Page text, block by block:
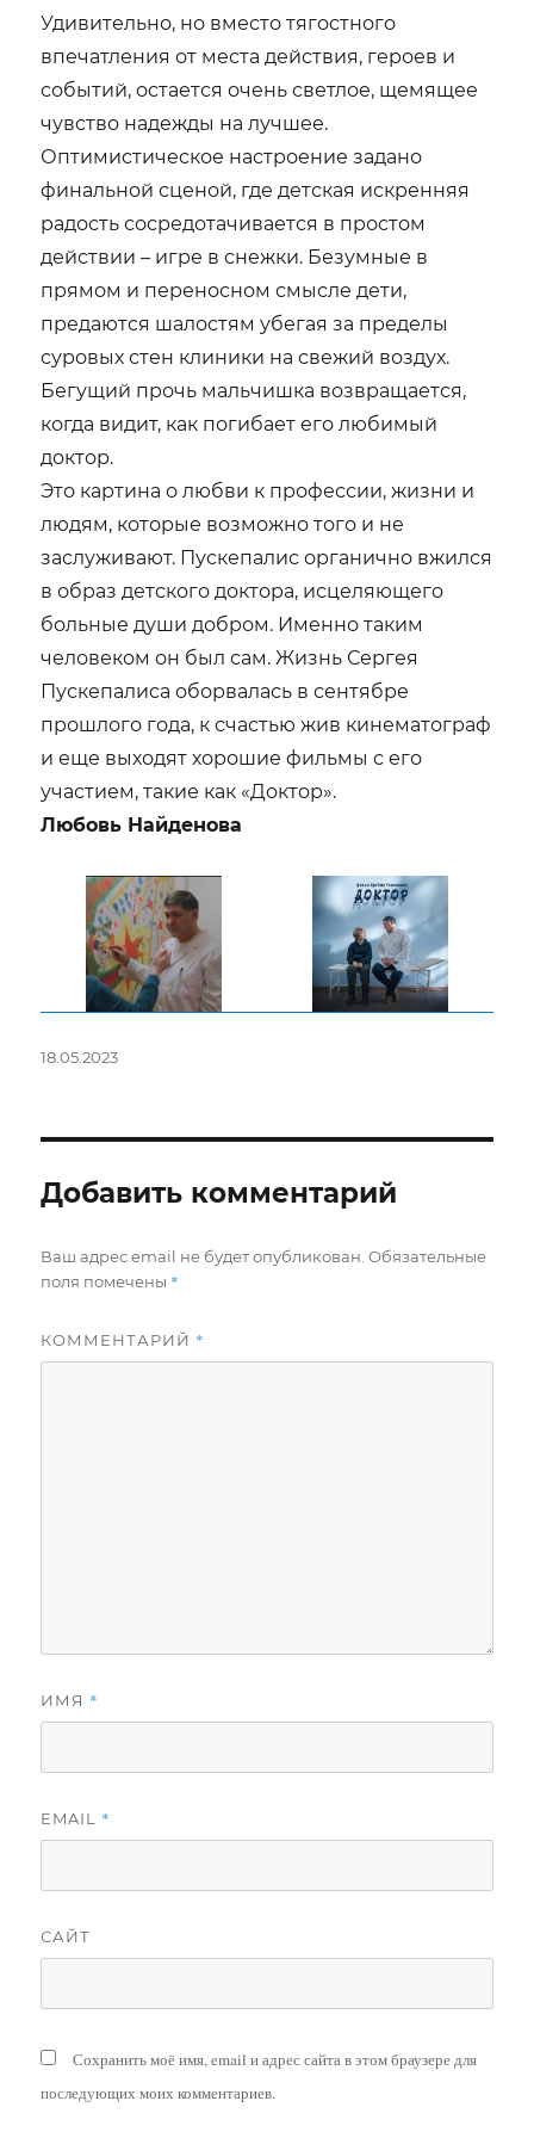
Удивительно, но вместо тягостного
впечатления от места действия, героев и
событий, остается очень светлое, щемящее
чувство надежды на лучшее.
Оптимистическое настроение задано
финальной сценой, где детская искренняя
радость сосредотачивается в простом
действии – игре в снежки. Безумные в
прямом и переносном смысле дети,
предаются шалостям убегая за пределы
суровых стен клиники на свежий воздух.
Бегущий прочь мальчишка возвращается,
когда видит, как погибает его любимый
доктор.
Это картина о любви к профессии, жизни и
людям, которые возможно того и не
заслуживают. Пускепалис органично вжился
в образ детского доктора, исцеляющего
больные души добром. Именно таким
человеком он был сам. Жизнь Сергея
Пускепалиса оборвалась в сентябре
прошлого года, к счастью жив кинематограф
и еще выходят хорошие фильмы с его
участием, такие как «Доктор».
Любовь Найденова
Опубликовано
18.05.2023
Добавить комментарий
Ваш адрес email не будет опубликован. Обязательные
поля помечены *
КОММЕНТАРИЙ *
ИМЯ *
EMAIL *
САЙТ
Сохранить моё имя, email и адрес сайта в этом браузере для
последующих моих комментариев.